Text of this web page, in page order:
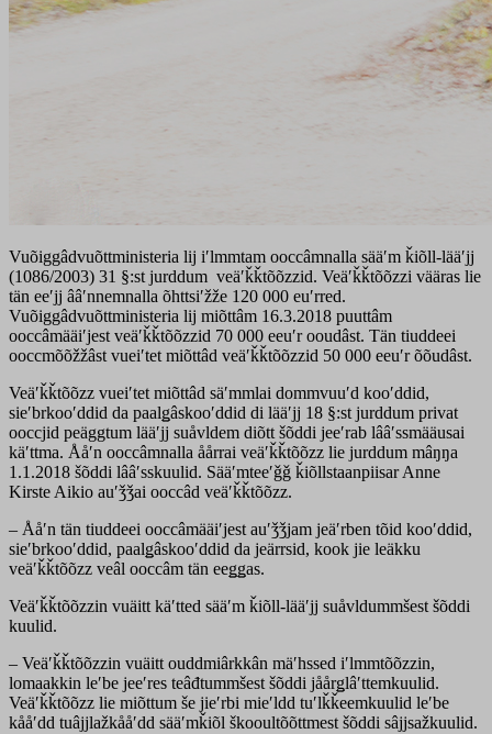
Vuõiggâdvuõttministeria lij iʹlmmtam ooccâmnalla sääʹm ǩiõll-lääʹjj
(1086/2003) 31 §:st jurddum veäʹǩǩtõõzzid. Veäʹǩǩtõõzzi vääras lie
tän eeʹjj ââʹnnemnalla õhttsiʹžže 120 000 euʹrred.
Vuõiggâdvuõttministeria lij miõttâm 16.3.2018 puuttâm
ooccâmääiʹjest veäʹǩǩtõõzzid 70 000 eeuʹr ooudâst. Tän tiuddeei
ooccmõõžžâst vueiʹtet miõttâd veäʹǩǩtõõzzid 50 000 eeuʹr õõudâst.
Veäʹǩǩtõõzz vueiʹtet miõttâd säʹmmlai dommvuuʹd kooʹddid,
sieʹbrkooʹddid da paalǥâskooʹddid di lääʹjj 18 §:st jurddum privat
ooccjid peäggtum lääʹjj suåvldem diõtt šõddi jeeʹrab lââʹssmääusai
käʹttma. Ååʹn ooccâmnalla åårrai veäʹǩǩtõõzz lie jurddum mâŋŋa
1.1.2018 šõddi lââʹsskuulid. Sääʹmteeʹǧǧ ǩiõllstaanpiisar Anne
Kirste Aikio auʹǯǯai ooccâd veäʹǩǩtõõzz.
– Ååʹn tän tiuddeei ooccâmääiʹjest auʹǯǯjam jeäʹrben tõid kooʹddid,
sieʹbrkooʹddid, paalǥâskooʹddid da jeärrsid, kook jie leäkku
veäʹǩǩtõõzz veâl ooccâm tän eeǥǥas.
Veäʹǩǩtõõzzin vuäitt käʹtted sääʹm ǩiõll-lääʹjj suåvldummšest šõddi
kuulid.
– Veäʹǩǩtõõzzin vuäitt ouddmiârkkân mäʹhssed iʹlmmtõõzzin,
lomaakkin leʹbe jeeʹres teâđtummšest šõddi jåårǥlâʹttemkuulid.
Veäʹǩǩtõõzz lie miõttum še jieʹrbi mieʹldd tuʹlǩǩeemkuulid leʹbe
kååʹdd tuâjjlažkååʹdd sääʹmǩiõl škooultõõttmest šõddi sâjjsažkuulid.